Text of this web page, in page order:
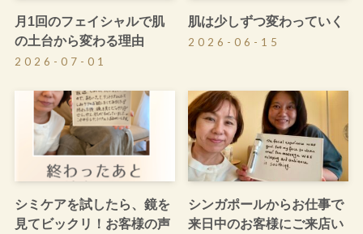
月1回のフェイシャルで肌
の土台から変わる理由
2026-07-01
肌は少しずつ変わっていく
2026-06-15
シミケアを試したら、鏡を
見てビックリ！お客様の声
シンガポールからお仕事で
来日中のお客様にご来店い